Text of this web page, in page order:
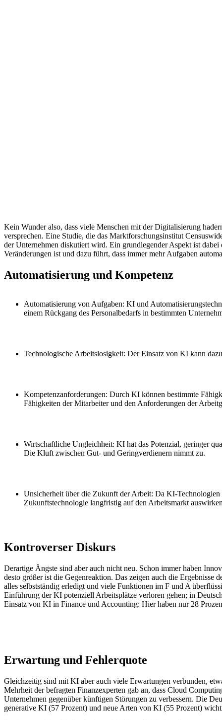
Kein Wunder also, dass viele Menschen mit der Digitalisierung
versprechen. Eine Studie, die das Marktforschungsinstitut
der Unternehmen diskutiert wird. Ein grundlegender Aspekt ist
Veränderungen ist und dazu führt, dass immer mehr Aufgaben
Automatisierung und Kompetenz
Automatisierung von Aufgaben: KI und
einem Rückgang des Personalbedarfs in bestimmten
Technologische Arbeitslosigkeit: Der Einsatz von KI kann
Kompetenzanforderungen: Durch KI können bestimmte
Fähigkeiten der Mitarbeiter und den Anforderungen der
Wirtschaftliche Ungleichheit: KI hat das Potenzial, geringer
Die Kluft zwischen Gut- und Geringverdienern nimmt zu.
Unsicherheit über die Zukunft der Arbeit: Da KI-
Zukunftstechnologie langfristig auf den Arbeitsmarkt
Kontroverser Diskurs
Derartige Ängste sind aber auch nicht neu. Schon immer haben
desto größer ist die Gegenreaktion. Das zeigen auch die
alles selbstständig erledigt und viele Funktionen im F und A
Einführung der KI potenziell Arbeitsplätze verloren gehen; in
Einsatz von KI in Finance und Accounting: Hier haben nur 28
Erwartung und Fehlerquote
Gleichzeitig sind mit KI aber auch viele Erwartungen verbunden,
Mehrheit der befragten Finanzexperten gab an, dass Cloud
Unternehmen gegenüber künftigen Störungen zu verbessern. Die
generative KI (57 Prozent) und neue Arten von KI (55 Prozent)